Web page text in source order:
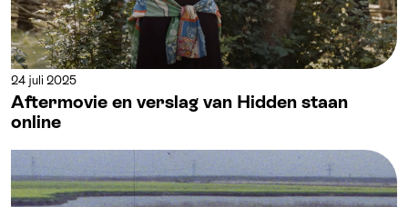
24 juli 2025
Aftermovie en verslag van Hidden staan
online